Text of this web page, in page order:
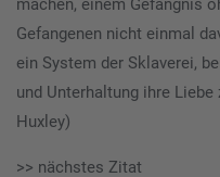
machen, einem Gefängnis
Gefangenen nicht einmal
ein System der Sklaverei,
und Unterhaltung ihre
Huxley)
>> nächstes Zitat